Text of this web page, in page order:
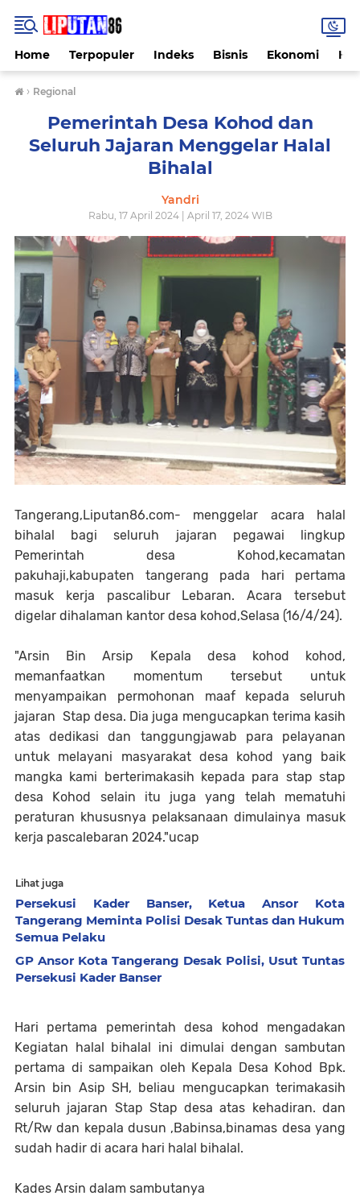
Home Terpopuler Indeks Bisnis Ekonomi
› Regional
Pemerintah Desa Kohod dan
Seluruh Jajaran Menggelar Halal
Bihalal
Yandri
Rabu, 17 April 2024 | April 17, 2024 WIB
Tangerang,Liputan86.com- menggelar acara halal
bihalal bagi seluruh jajaran pegawai lingkup
Pemerintah desa Kohod,kecamatan
pakuhaji,kabupaten tangerang pada hari pertama
masuk kerja pascalibur Lebaran. Acara tersebut
digelar dihalaman kantor desa kohod,Selasa (16/4/24).
"Arsin Bin Arsip Kepala desa kohod kohod,
memanfaatkan momentum tersebut untuk
menyampaikan permohonan maaf kepada seluruh
jajaran Stap desa. Dia juga mengucapkan terima kasih
atas dedikasi dan tanggungjawab para pelayanan
untuk melayani masyarakat desa kohod yang baik
mangka kami berterimakasih kepada para stap stap
desa Kohod selain itu juga yang telah mematuhi
peraturan khususnya pelaksanaan dimulainya masuk
kerja pascalebaran 2024."ucap
Lihat juga
Persekusi Kader Banser, Ketua Ansor Kota
Tangerang Meminta Polisi Desak Tuntas dan Hukum
Semua Pelaku
GP Ansor Kota Tangerang Desak Polisi, Usut Tuntas
Persekusi Kader Banser
Hari pertama pemerintah desa kohod mengadakan
Kegiatan halal bihalal ini dimulai dengan sambutan
pertama di sampaikan oleh Kepala Desa Kohod Bpk.
Arsin bin Asip SH, beliau mengucapkan terimakasih
seluruh jajaran Stap Stap desa atas kehadiran. dan
Rt/Rw dan kepala dusun ,Babinsa,binamas desa yang
sudah hadir di acara hari halal bihalal.
Kades Arsin dalam sambutanya